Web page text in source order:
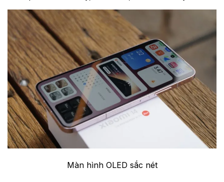
Màn hình OLED sắc nét